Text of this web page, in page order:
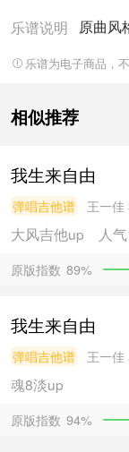
乐谱说明
原曲风
乐谱为电子商品，
相似推荐
我生来自由
弹唱吉他谱 王一佳
大风吉他up 人
原版指数 89%
我生来自由
弹唱吉他谱 王一佳
魂8淡up
原版指数 94%